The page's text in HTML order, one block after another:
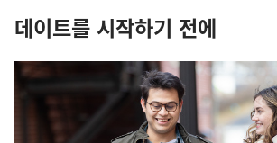
데이트를 시작하기 전에